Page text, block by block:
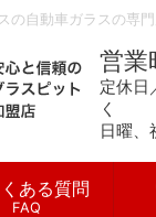
の自動車ガラスの専
営業
定休
く
日曜、
ある質問
FAQ